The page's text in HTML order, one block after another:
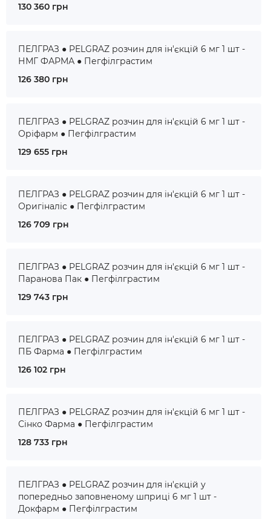
130 360 грн
ПЕЛГРАЗ ● PELGRAZ розчин для ін'єкцій 6 мг 1 шт -
НМГ ФАРМА ● Пегфілграстим
126 380 грн
ПЕЛГРАЗ ● PELGRAZ розчин для ін'єкцій 6 мг 1 шт -
Оріфарм ● Пегфілграстим
129 655 грн
ПЕЛГРАЗ ● PELGRAZ розчин для ін'єкцій 6 мг 1 шт -
Оригіналіс ● Пегфілграстим
126 709 грн
ПЕЛГРАЗ ● PELGRAZ розчин для ін'єкцій 6 мг 1 шт -
Паранова Пак ● Пегфілграстим
129 743 грн
ПЕЛГРАЗ ● PELGRAZ розчин для ін'єкцій 6 мг 1 шт -
ПБ Фарма ● Пегфілграстим
126 102 грн
ПЕЛГРАЗ ● PELGRAZ розчин для ін'єкцій 6 мг 1 шт -
Сінко Фарма ● Пегфілграстим
128 733 грн
ПЕЛГРАЗ ● PELGRAZ розчин для ін'єкцій у
попередньо заповненому шприці 6 мг 1 шт -
Докфарм ● Пегфілграстим